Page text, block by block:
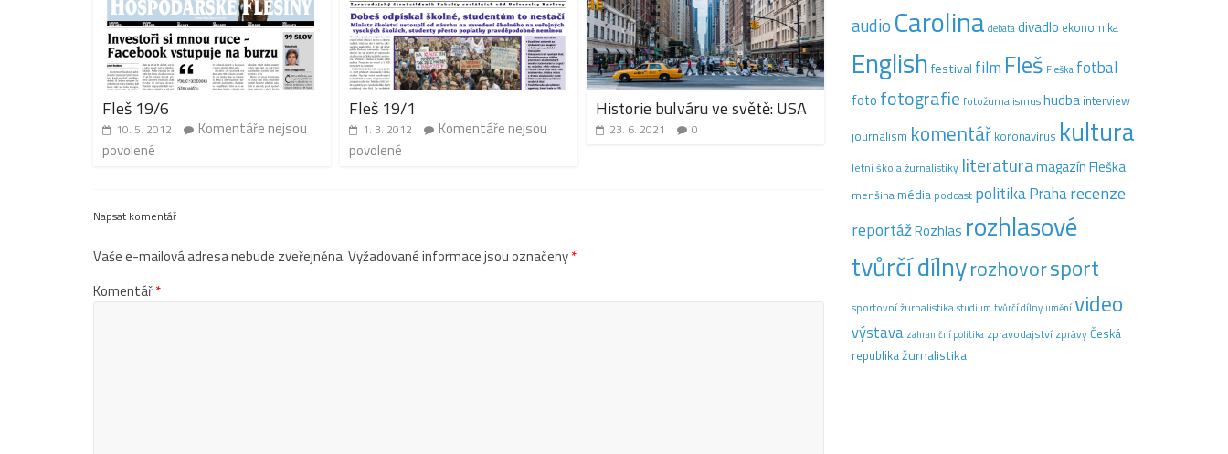
Fleš 19/6
10. 5. 2012
Komentáře nejsou
povolené
Fleš 19/1
1. 3. 2012
Komentáře nejsou
povolené
Historie bulváru ve světě: USA
23. 6. 2021 0
Napsat komentář
Vaše e-mailová adresa nebude zveřejněna.Vyžadované informace jsou označeny*
Komentář*
audio Carolina debatadivadlo ekonomika
Englishfestival film Fleš Fleška fotbal
foto fotografie fotožurnalismushudba interview
journalism komentář koronavirus kultura
letní škola žurnalistiky literaturamagazín Fleška
menšinamédia podcast politikaPraharecenze
reportážRozhlas rozhlasové
tvůrčí dílnyrozhovorsport
sportovní žurnalistikastudium tvůrčí dílny uměnívideo
výstava zahraniční politika zpravodajství zprávyČeská
republikažurnalistika